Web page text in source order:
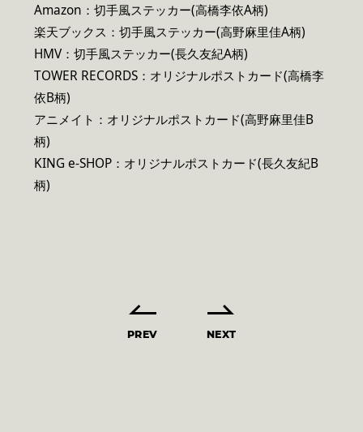
Amazon：切手風ステッカー(高橋李依A柄)
楽天ブックス：切手風ステッカー(高野麻里佳A柄)
HMV：切手風ステッカー(長久友紀A柄)
TOWER RECORDS：オリジナルポストカード(高橋李
依B柄)
アニメイト：オリジナルポストカード(高野麻里佳B
柄)
KING e-SHOP：オリジナルポストカード(長久友紀B
柄)
PREV NEXT